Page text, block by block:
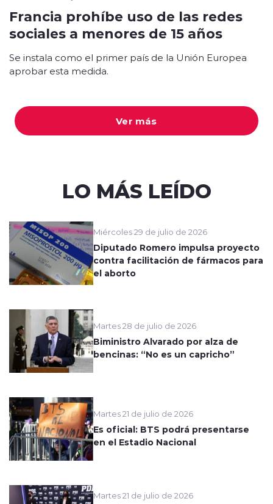
Ver más
Francia prohíbe uso de las redes
sociales a menores de 15 años
Se instala como el primer país de la Unión Europea
aprobar esta medida.
LO MÁS LEÍDO
Miércoles 29 de julio de 2026
Diputado Romero impulsa proyecto
contra facilitación de fármacos para
el aborto
Martes 28 de julio de 2026
Biministro Alvarado por alza de
bencinas: “No es un capricho”
Martes 21 de julio de 2026
Es oficial: BTS podrá presentarse
en el Estadio Nacional
Martes 21 de julio de 2026